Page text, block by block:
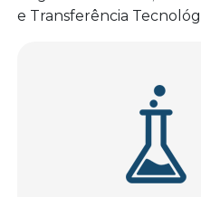
e Transferência